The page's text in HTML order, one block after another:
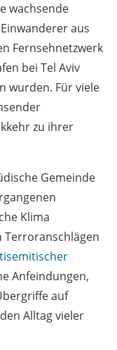
wachsende
aus
Fernsehnetzwerk
bei Tel Aviv
wurden. Für viele
zu ihrer
Gemeinde
Klima
Terroranschlägen
Anfeindungen,
auf
Alltag vieler